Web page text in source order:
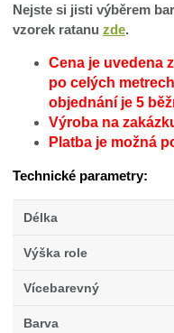
Nejste si jisti výběrem
vzorek ratanuzde.
Cena je uvedena
po celých
objednání je 5
Výroba na
Platba je možná
Technické parametry:
Délka
Výška role
Vícebarevný
Barva